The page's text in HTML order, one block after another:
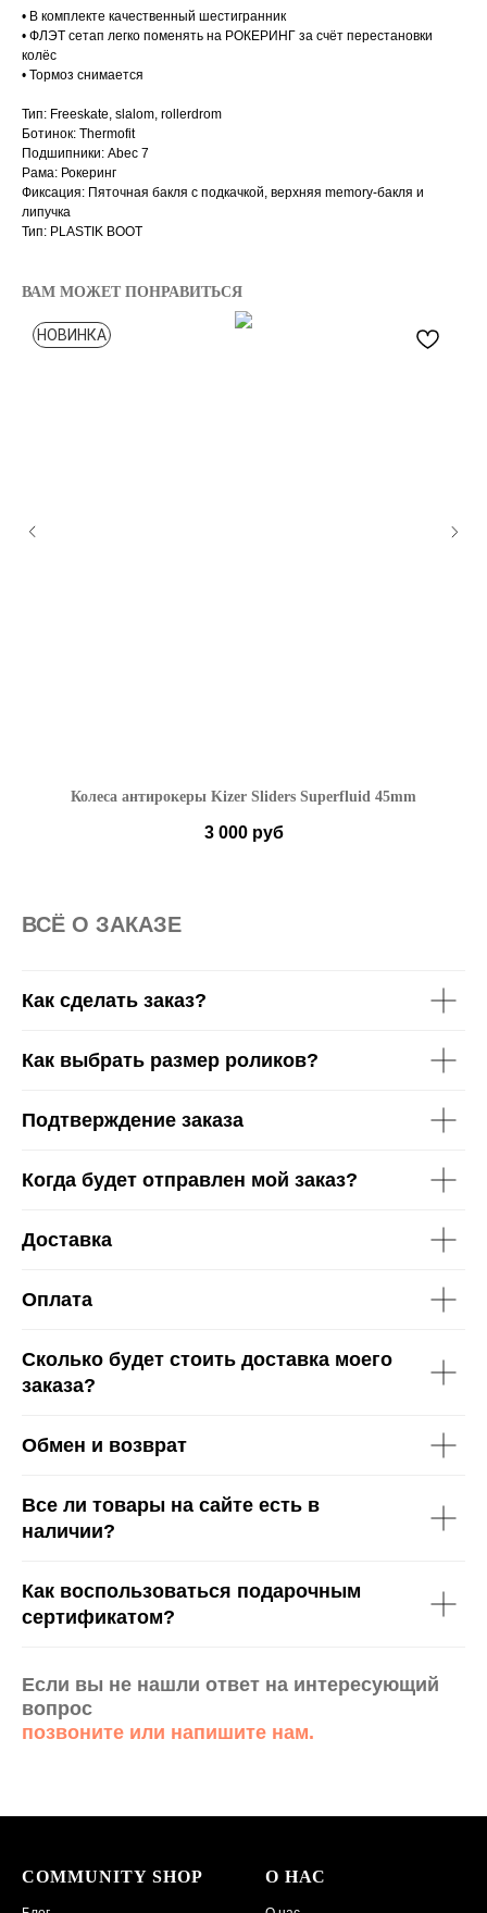
• В комплекте качественный шестигранник
• ФЛЭТ сетап легко поменять на РОКЕРИНГ за счёт перестановки
колёс
• Тормоз снимается
Тип: Freeskate, slalom, rollerdrom
Ботинок: Thermofit
Подшипники: Abec 7
Рама: Рокеринг
Фиксация: Пяточная бакля с подкачкой, верхняя memory-бакля и
липучка
Тип: PLASTIK BOOT
ВАМ МОЖЕТ ПОНРАВИТЬСЯ
НОВИНКА
Колеса антирокеры Kizer Sliders Superfluid 45mm
3 000 руб
ВСË О ЗАКАЗЕ
Как сделать заказ?
Как выбрать размер роликов?
Подтверждение заказа
Когда будет отправлен мой заказ?
Доставка
Оплата
Сколько будет стоить доставка моего
заказа?
Обмен и возврат
Все ли товары на сайте есть в
наличии?
Как воспользоваться подарочным
сертификатом?
Если вы не нашли ответ на интересующий
вопрос
позвоните или напишите нам.
COMMUNITY SHOP О НАС